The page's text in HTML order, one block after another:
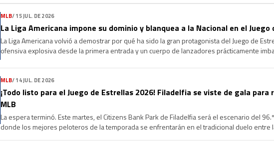
MLB/15 JUL. DE 2026
La Liga Americana impone su dominio y blanquea a la Nacional en el
La Liga Americana volvió a demostrar por qué ha sido la gran protagonista del Juego de
ofensiva explosiva desde la primera entrada y un cuerpo de lanzadores prácticamente
MLB/14 JUL. DE 2026
¡Todo listo para el Juego de Estrellas 2026! Filadelfia se viste de gala
MLB
La espera terminó. Este martes, el Citizens Bank Park de Filadelfia será el escenario del
donde los mejores peloteros de la temporada se enfrentarán en el tradicional duelo entre